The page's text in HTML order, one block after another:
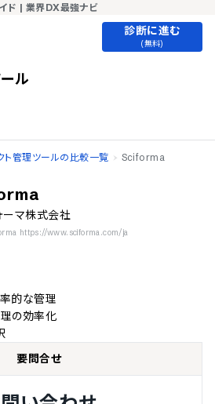
ド | 業界DX最強ナビ
診断に進む
(無料)
ル
ト管理ツールの比較一覧 Sciforma
ーマ株式会社
https://www.sciforma.com/ja
的な管理
の効率化
要問合せ